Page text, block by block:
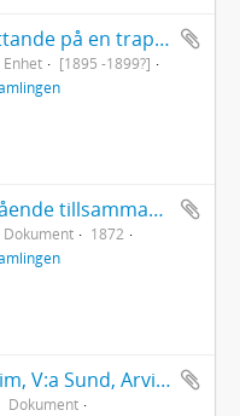
Selma Lagerlöf sittande på en trappa omgiven av grönska på Nääs
Enhet
[1895 -1899?]
Selma Lagerlöf stående tillsammans med sin mor och sina syskon
Dokument
1872
Utsikt från Rösheim, V:a Sund, Arvika
Dokument